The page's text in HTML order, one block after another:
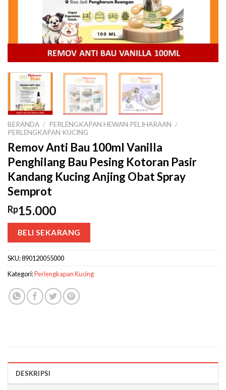
BERANDA / PERLENGKAPAN HEWAN PELIHARAAN /
PERLENGKAPAN KUCING
Remov Anti Bau 100ml Vanilla
Penghilang Bau Pesing Kotoran Pasir
Kandang Kucing Anjing Obat Spray
Semprot
Rp15.000
BELI SEKARANG
SKU:890120055000
Kategori:Perlengkapan Kucing
DESKRIPSI